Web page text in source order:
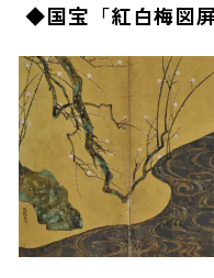
◆国宝「紅白梅図屏